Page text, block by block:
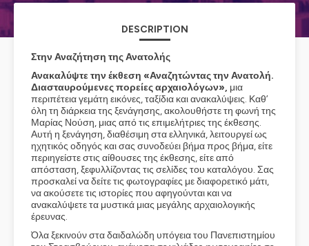
DESCRIPTION
Στην Αναζήτηση της Ανατολής
Ανακαλύψτε την έκθεση «Αναζητώντας την Ανατολή.
Διασταυρούμενες πορείες αρχαιολόγων», μια
περιπέτεια γεμάτη εικόνες, ταξίδια και ανακαλύψεις. Καθ’
όλη τη διάρκεια της ξενάγησης, ακολουθήστε τη φωνή της
Μαρίας Νούση, μιας από τις επιμελήτριες της έκθεσης.
Αυτή η ξενάγηση, διαθέσιμη στα ελληνικά, λειτουργεί ως
ηχητικός οδηγός και σας συνοδεύει βήμα προς βήμα, είτε
περιηγείστε στις αίθουσες της έκθεσης, είτε από
απόσταση, ξεφυλλίζοντας τις σελίδες του καταλόγου. Σας
προσκαλεί να δείτε τις φωτογραφίες με διαφορετικό μάτι,
να ακούσετε τις ιστορίες που αφηγούνται και να
ανακαλύψετε τα μυστικά μιας μεγάλης αρχαιολογικής
έρευνας.
Όλα ξεκινούν στα δαιδαλώδη υπόγεια του Πανεπιστημίου